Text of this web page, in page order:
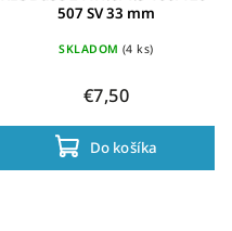
507 SV 33 mm
SKLADOM (4 ks)
€7,50
Do košíka